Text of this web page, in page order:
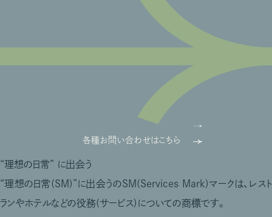
各種お問い合わせはこちら
“理想の日常” に出会う
“理想の日常(SM)”に出会うのSM(Services Mark)マークは、レスト
ランやホテルなどの役務(サービス)についての商標です。